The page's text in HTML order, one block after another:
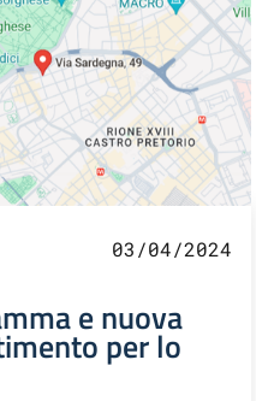
03/04/2024
e nuova
per lo